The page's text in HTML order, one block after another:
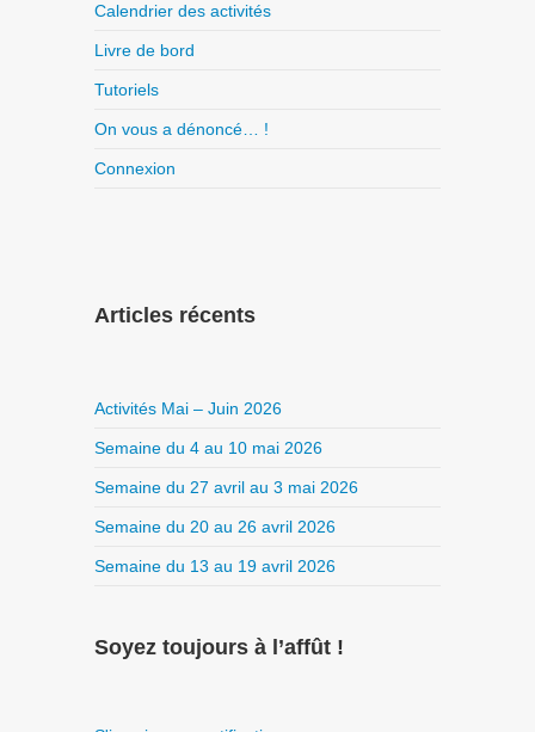
Calendrier des activités
Livre de bord
Tutoriels
On vous a dénoncé… !
Connexion
Articles récents
Activités Mai – Juin 2026
Semaine du 4 au 10 mai 2026
Semaine du 27 avril au 3 mai 2026
Semaine du 20 au 26 avril 2026
Semaine du 13 au 19 avril 2026
Soyez toujours à l’affût !